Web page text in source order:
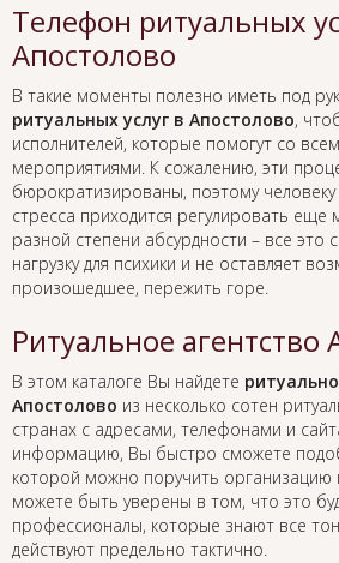
Телефон ритуальных
Апостолово
В такие моменты полезно иметь под
ритуальных услуг в Апостолово,
исполнителей, которые помогут со
мероприятиями. К сожалению, эти
бюрократизированы, поэтому
стресса приходится регулировать
разной степени абсурдности – все это
нагрузку для психики и не оставляет
произошедшее, пережить горе.
Ритуальное агентство
В этом каталоге Вы найдете
Апостолово из несколько сотен
странах с адресами, телефонами и
информацию, Вы быстро сможете
которой можно поручить
можете быть уверены в том, что это
профессионалы, которые знают все
действуют предельно тактично.